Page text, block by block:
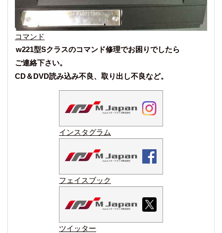
コマンド
w221型Sクラスのコマンド修理でお困りでしたら
ご連絡下さい。
CD＆DVD読み込み不良、取り出し不良など。
インスタグラム
フェイスブック
ツイッター